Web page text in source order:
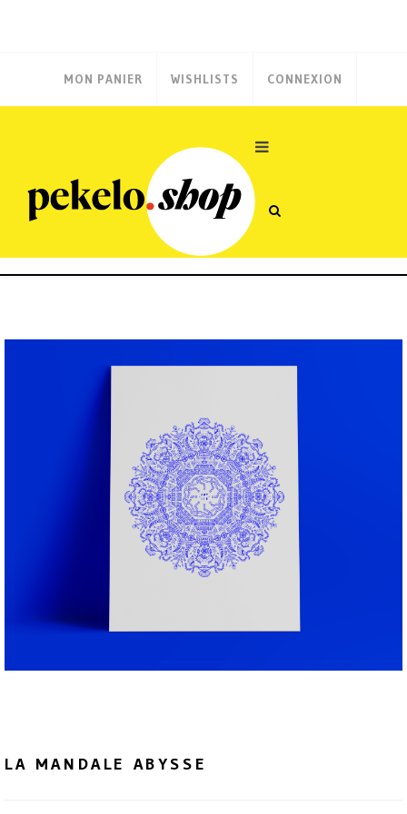
MON PANIER WISHLISTS CONNEXION
LA MANDALE ABYSSE